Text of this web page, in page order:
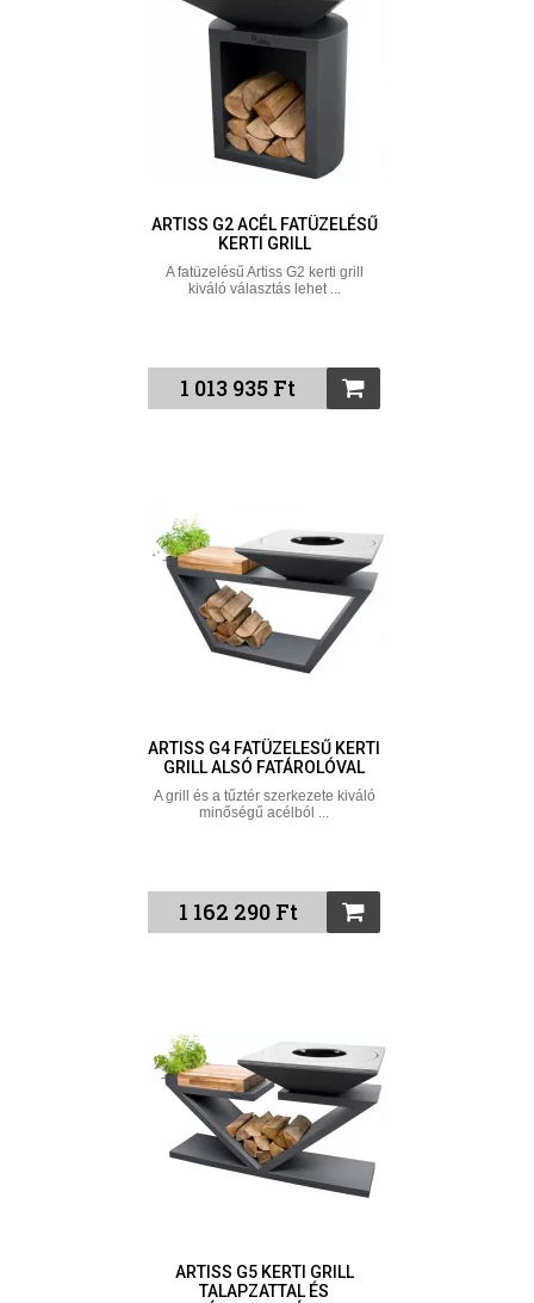
ARTISS G2 ACÉL FATÜZELÉSŰ
KERTI GRILL
A fatüzelésű Artiss G2 kerti grill
kiváló választás lehet ...
1 013 935 Ft
ARTISS G4 FATÜZELESŰ KERTI
GRILL ALSÓ FATÁROLÓVAL
A grill és a tűztér szerkezete kiváló
minőségű acélból ...
1 162 290 Ft
ARTISS G5 KERTI GRILL
TALAPZATTAL ÉS